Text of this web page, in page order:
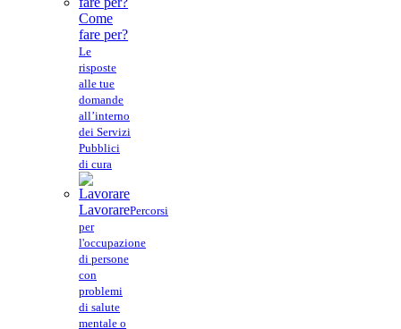
Come
fare per?
Le
risposte
alle tue
domande
all’interno
dei Servizi
Pubblici
di cura
LavorarePercorsi
per
l'occupazione
di persone
con
problemi
di salute
mentale o